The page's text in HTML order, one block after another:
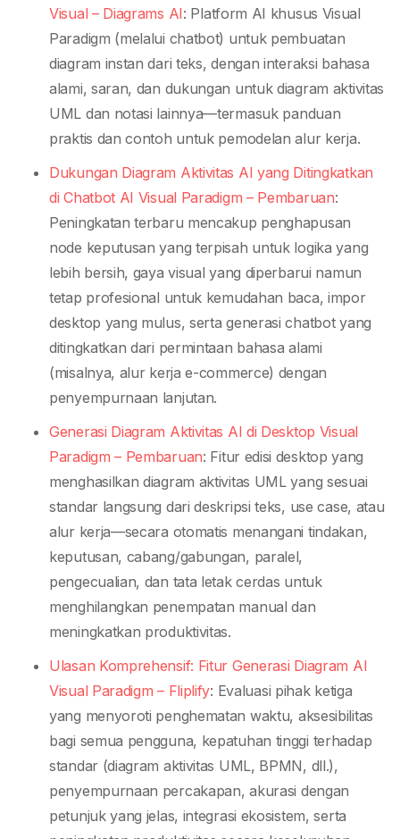
Visual – Diagrams AI: Platform AI khusus Visual
Paradigm (melalui chatbot) untuk pembuatan
diagram instan dari teks, dengan interaksi bahasa
alami, saran, dan dukungan untuk diagram aktivitas
UML dan notasi lainnya—termasuk panduan
praktis dan contoh untuk pemodelan alur kerja.
Dukungan Diagram Aktivitas AI yang Ditingkatkan
di Chatbot AI Visual Paradigm – Pembaruan:
Peningkatan terbaru mencakup penghapusan
node keputusan yang terpisah untuk logika yang
lebih bersih, gaya visual yang diperbarui namun
tetap profesional untuk kemudahan baca, impor
desktop yang mulus, serta generasi chatbot yang
ditingkatkan dari permintaan bahasa alami
(misalnya, alur kerja e-commerce) dengan
penyempurnaan lanjutan.
Generasi Diagram Aktivitas AI di Desktop Visual
Paradigm – Pembaruan: Fitur edisi desktop yang
menghasilkan diagram aktivitas UML yang sesuai
standar langsung dari deskripsi teks, use case, atau
alur kerja—secara otomatis menangani tindakan,
keputusan, cabang/gabungan, paralel,
pengecualian, dan tata letak cerdas untuk
menghilangkan penempatan manual dan
meningkatkan produktivitas.
Ulasan Komprehensif: Fitur Generasi Diagram AI
Visual Paradigm – Fliplify: Evaluasi pihak ketiga
yang menyoroti penghematan waktu, aksesibilitas
bagi semua pengguna, kepatuhan tinggi terhadap
standar (diagram aktivitas UML, BPMN, dll.),
penyempurnaan percakapan, akurasi dengan
petunjuk yang jelas, integrasi ekosistem, serta